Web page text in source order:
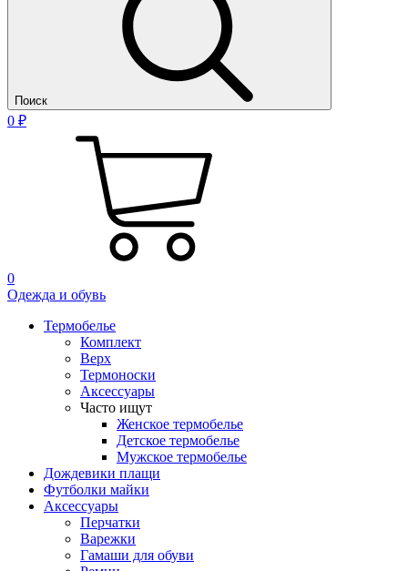
Поиск
0 ₽
0
Одежда и обувь
Термобелье
Комплект
Верх
Термоноски
Аксессуары
Часто ищут
Женское термобелье
Детское термобелье
Мужское термобелье
Дождевики плащи
Футболки майки
Аксессуары
Перчатки
Варежки
Гамаши для обуви